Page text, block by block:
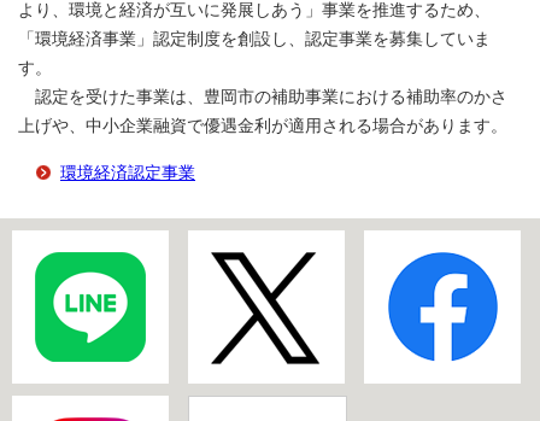
より、環境と経済が互いに発展しあう」事業を推進するため、
「環境経済事業」認定制度を創設し、認定事業を募集していま
す。
認定を受けた事業は、豊岡市の補助事業における補助率のかさ
上げや、中小企業融資で優遇金利が適用される場合があります。
環境経済認定事業